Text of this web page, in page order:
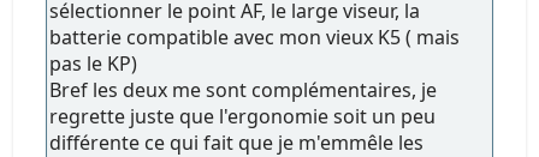
sélectionner le point AF, le large viseur, la
batterie compatible avec mon vieux K5 ( mais
pas le KP)
Bref les deux me sont complémentaires, je
regrette juste que l'ergonomie soit un peu
différente ce qui fait que je m'emmêle les